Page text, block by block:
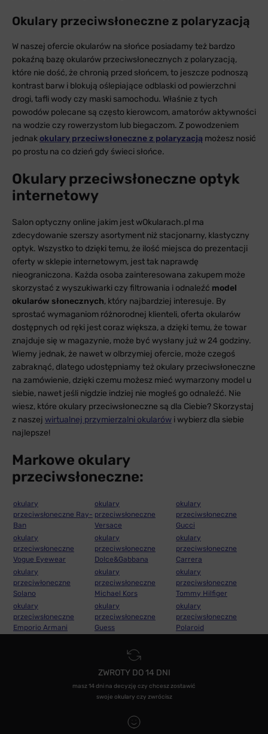
Okulary przeciwsłoneczne z polaryzacją
W naszej ofercie okularów na słońce posiadamy też bardzo
pokaźną bazę okularów przeciwsłonecznych z polaryzacją,
które nie dość, że chronią przed słońcem, to jeszcze podnoszą
kontrast barw i blokują oślepiające odblaski od powierzchni
drogi, tafli wody czy maski samochodu. Właśnie z tych
powodów polecane są często kierowcom, amatorów aktywności
na wodzie czy rowerzystom lub biegaczom. Z powodzeniem
jednakokulary przeciwsłoneczne z polaryzacją możesz nosić
po prostu na co dzień gdy świeci słońce.
Okulary przeciwsłoneczne optyk
internetowy
Salon optyczny online jakim jest wOkularach.pl ma
zdecydowanie szerszy asortyment niż stacjonarny, klastyczny
optyk. Wszystko to dzięki temu, że ilość miejsca do prezentacji
oferty w sklepie internetowym, jest tak naprawdę
nieograniczona. Każda osoba zainteresowana zakupem może
skorzystać z wyszukiwarki czy filtrowania i odnaleźć model
okularów słonecznych, który najbardziej interesuje. By
sprostać wymaganiom różnorodnej klienteli, oferta okularów
dostępnych od ręki jest coraz większa, a dzięki temu, że towar
znajduje się w magazynie, może być wysłany już w 24 godziny.
Wiemy jednak, że nawet w olbrzymiej ofercie, może czegoś
zabraknąć, dlatego udostępniamy też okulary przeciwsłoneczne
na zamówienie, dzięki czemu możesz mieć wymarzony model u
siebie, nawet jeśli nigdzie indziej nie mogłeś go odnaleźć. Nie
wiesz, które okulary przeciwsłoneczne są dla Ciebie? Skorzystaj
z naszej wirtualnej przymierzalni okularów i wybierz dla siebie
najlepsze!
Markowe okulary
przeciwsłoneczne:
okulary
przeciwsłoneczne Ray-
Ban
okulary
przeciwsłoneczne
Versace
okulary
przeciwsłoneczne
Gucci
okulary
przeciwsłoneczne
Vogue Eyewear
okulary
przeciwsłoneczne
Dolce&Gabbana
okulary
przeciwsłoneczne
Carrera
okulary
przeciwłoneczne
Solano
okulary
przeciwsłoneczne
Michael Kors
okulary
przeciwsłoneczne
Tommy Hilfiger
okulary
przeciwsłoneczne
Emporio Armani
okulary
przeciwsłoneczne
Guess
okulary
przeciwsłoneczne
Polaroid
ZWROTY DO 14 DNI
masz 14 dni na decyzję czy chcesz zostawić
swoje okulary czy zwrócisz